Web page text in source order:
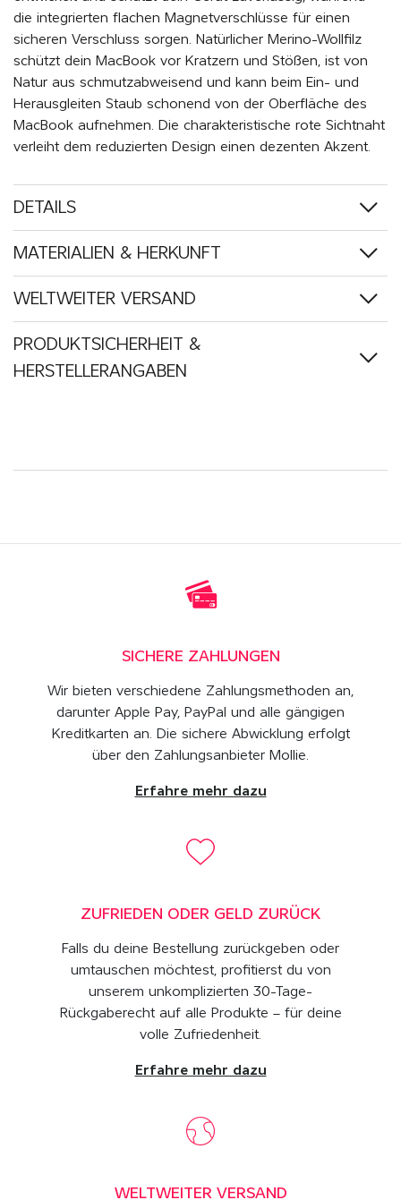
die integrierten flachen Magnetverschlüsse für einen
sicheren Verschluss sorgen. Natürlicher Merino-Wollfilz
schützt dein MacBook vor Kratzern und Stößen, ist von
Natur aus schmutzabweisend und kann beim Ein- und
Herausgleiten Staub schonend von der Oberfläche des
MacBook aufnehmen. Die charakteristische rote Sichtnaht
verleiht dem reduzierten Design einen dezenten Akzent.
DETAILS
MATERIALIEN & HERKUNFT
WELTWEITER VERSAND
PRODUKTSICHERHEIT &
HERSTELLERANGABEN
SICHERE ZAHLUNGEN
Wir bieten verschiedene Zahlungsmethoden an,
darunter Apple Pay, PayPal und alle gängigen
Kreditkarten an. Die sichere Abwicklung erfolgt
über den Zahlungsanbieter Mollie.
Erfahre mehr dazu
ZUFRIEDEN ODER GELD ZURÜCK
Falls du deine Bestellung zurückgeben oder
umtauschen möchtest, profitierst du von
unserem unkomplizierten 30-Tage-
Rückgaberecht auf alle Produkte – für deine
volle Zufriedenheit.
Erfahre mehr dazu
WELTWEITER VERSAND